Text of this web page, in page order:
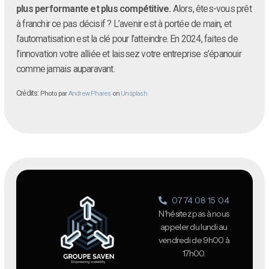
plus performante et plus compétitive. Alors, êtes-vous prêt
à franchir ce pas décisif ? L’avenir est à portée de main, et
l’automatisation est la clé pour l’atteindre. En 2024, faites de
l’innovation votre alliée et laissez votre entreprise s’épanouir
comme jamais auparavant.
Crédits: Photo parAndrew Phareson Unsplash
07 74 08 15 04
N'hésitez pas à nous
appeler du lundi au
vendredi de 9h00 à
17h00.